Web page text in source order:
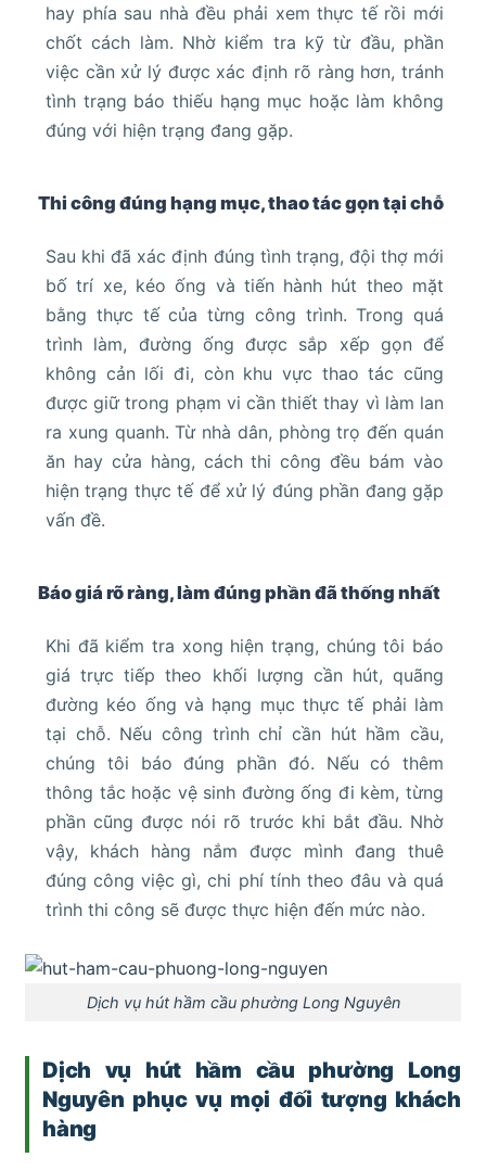
hay phía sau nhà đều phải xem thực tế rồi mới
chốt cách làm. Nhờ kiểm tra kỹ từ đầu, phần
việc cần xử lý được xác định rõ ràng hơn, tránh
tình trạng báo thiếu hạng mục hoặc làm không
đúng với hiện trạng đang gặp.
Thi công đúng hạng mục, thao tác gọn tại chỗ
Sau khi đã xác định đúng tình trạng, đội thợ mới
bố trí xe, kéo ống và tiến hành hút theo mặt
bằng thực tế của từng công trình. Trong quá
trình làm, đường ống được sắp xếp gọn để
không cản lối đi, còn khu vực thao tác cũng
được giữ trong phạm vi cần thiết thay vì làm lan
ra xung quanh. Từ nhà dân, phòng trọ đến quán
ăn hay cửa hàng, cách thi công đều bám vào
hiện trạng thực tế để xử lý đúng phần đang gặp
vấn đề.
Báo giá rõ ràng, làm đúng phần đã thống nhất
Khi đã kiểm tra xong hiện trạng, chúng tôi báo
giá trực tiếp theo khối lượng cần hút, quãng
đường kéo ống và hạng mục thực tế phải làm
tại chỗ. Nếu công trình chỉ cần hút hầm cầu,
chúng tôi báo đúng phần đó. Nếu có thêm
thông tắc hoặc vệ sinh đường ống đi kèm, từng
phần cũng được nói rõ trước khi bắt đầu. Nhờ
vậy, khách hàng nắm được mình đang thuê
đúng công việc gì, chi phí tính theo đâu và quá
trình thi công sẽ được thực hiện đến mức nào.
Dịch vụ hút hầm cầu phường Long Nguyên
Dịch vụ hút hầm cầu phường Long
Nguyên phục vụ mọi đối tượng khách
hàng